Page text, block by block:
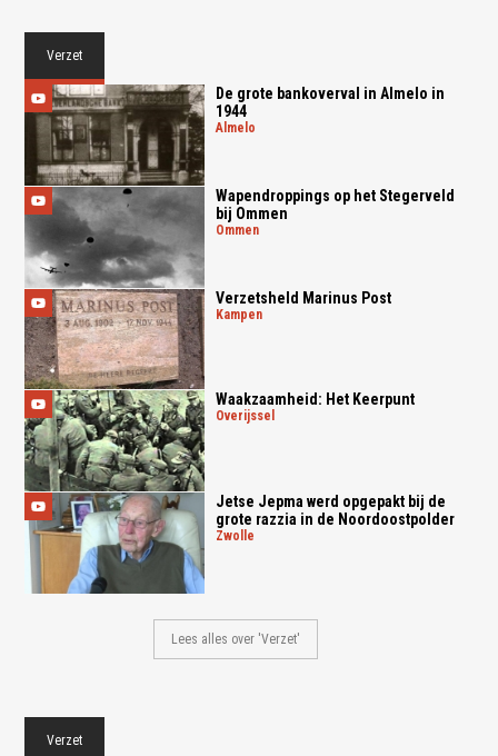
Verzet
De grote bankoverval in Almelo in
1944
almelo
Wapendroppings op het Stegerveld
bij Ommen
ommen
Verzetsheld Marinus Post
kampen
Waakzaamheid: Het Keerpunt
overijssel
Jetse Jepma werd opgepakt bij de
grote razzia in de Noordoostpolder
zwolle
Lees alles over 'Verzet'
Verzet